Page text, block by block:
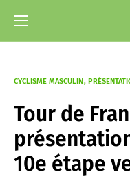
CYCLISME MASCULIN
Tour de
10e étape